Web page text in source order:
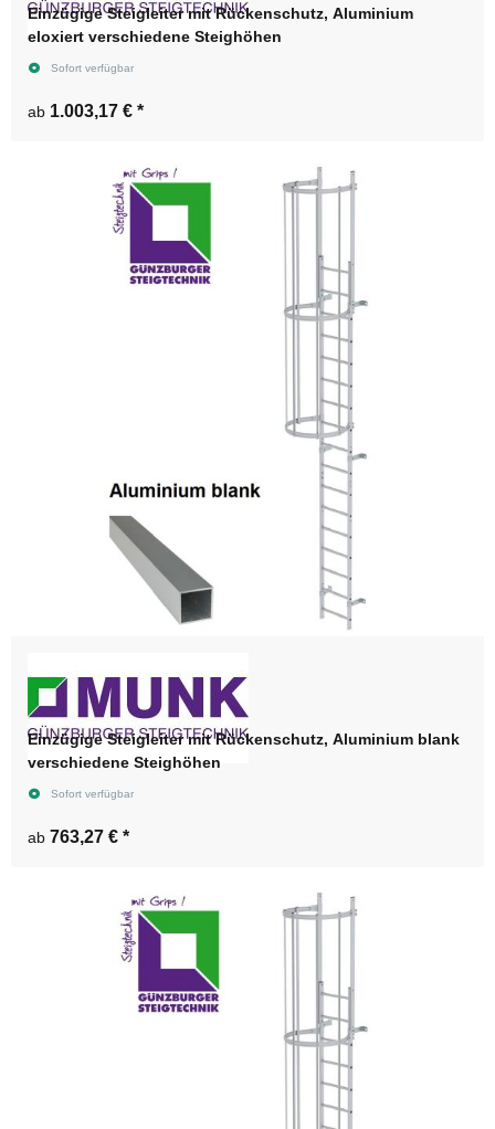
Einzügige Steigleiter mit Rückenschutz, Aluminium
eloxiert verschiedene Steighöhen
Sofort verfügbar
ab 1.003,17 € *
Einzügige Steigleiter mit Rückenschutz, Aluminium blank
verschiedene Steighöhen
Sofort verfügbar
ab 763,27 € *